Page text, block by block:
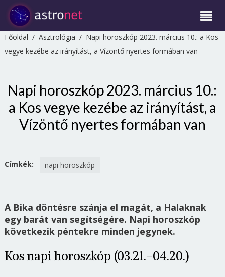
Főoldal / Asztrológia / Napi horoszkóp 2023. március 10.: a Kos
vegye kezébe az irányítást, a Vízöntő nyertes formában van
Napi horoszkóp 2023. március 10.:
a Kos vegye kezébe az irányítást, a
Vízöntő nyertes formában van
Címkék: napi horoszkóp
A Bika döntésre szánja el magát, a Halaknak
egy barát van segítségére. Napi horoszkóp
következik péntekre minden jegynek.
Kos napi horoszkóp (03.21.-04.20.)